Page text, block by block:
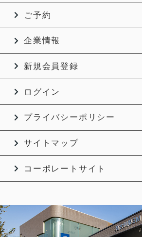
ご予約
企業情報
新規会員登録
ログイン
プライバシーポリシー
サイトマップ
コーポレートサイト